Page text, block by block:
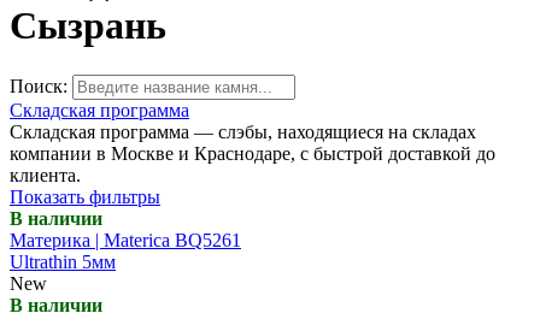
Сызрань
Поиск:
Складская программа
Складская программа — слэбы, находящиеся на складах
компании в Москве и Краснодаре, с быстрой доставкой до
клиента.
Показать фильтры
В наличии
Материка | Materica BQ5261
Ultrathin 5мм
New
В наличии